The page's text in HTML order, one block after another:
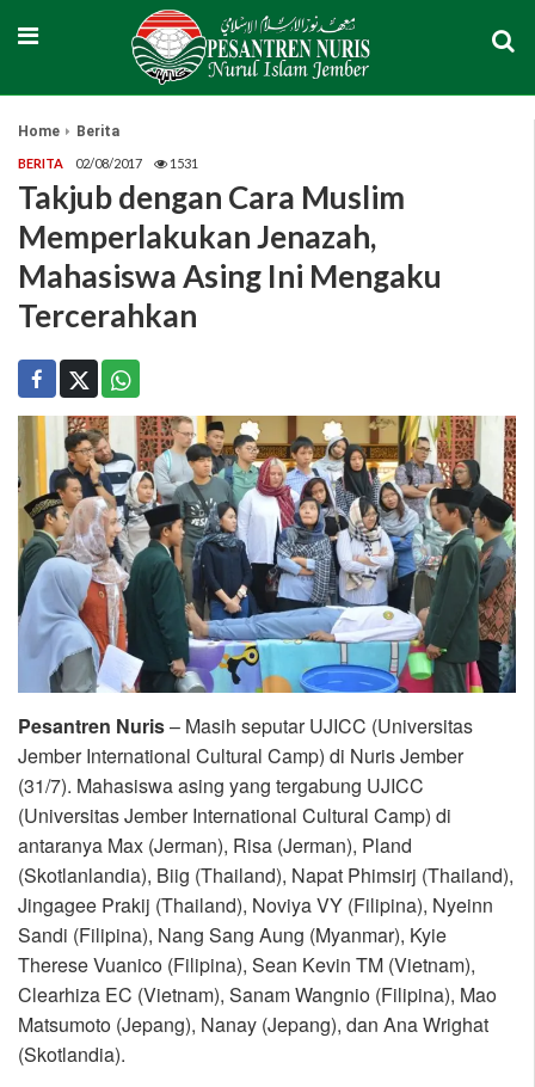
Home Berita
BERITA 02/08/2017 1531
Takjub dengan Cara Muslim
Memperlakukan Jenazah,
Mahasiswa Asing Ini Mengaku
Tercerahkan
Pesantren Nuris– Masih seputar UJICC (Universitas
Jember International Cultural Camp) di Nuris Jember
(31/7). Mahasiswa asing yang tergabung UJICC
(Universitas Jember International Cultural Camp) di
antaranya Max (Jerman), Risa (Jerman), Pland
(Skotlanlandia), Biig (Thailand), Napat Phimsirj (Thailand),
Jingagee Prakij (Thailand), Noviya VY (Filipina), Nyeinn
Sandi (Filipina), Nang Sang Aung (Myanmar), Kyie
Therese Vuanico (Filipina), Sean Kevin TM (Vietnam),
Clearhiza EC (Vietnam), Sanam Wangnio (Filipina), Mao
Matsumoto (Jepang), Nanay (Jepang), dan Ana Wrighat
(Skotlandia).